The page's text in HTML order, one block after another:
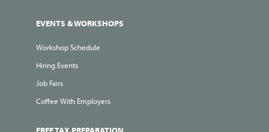
EVENTS & WORKSHOPS
Workshop Schedule
Hiring Events
Job Fairs
Coffee With Employers